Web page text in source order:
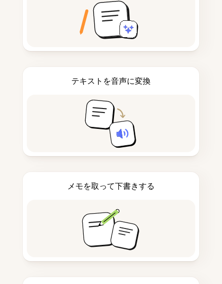
テキストを音声に変換
メモを取って下書きする